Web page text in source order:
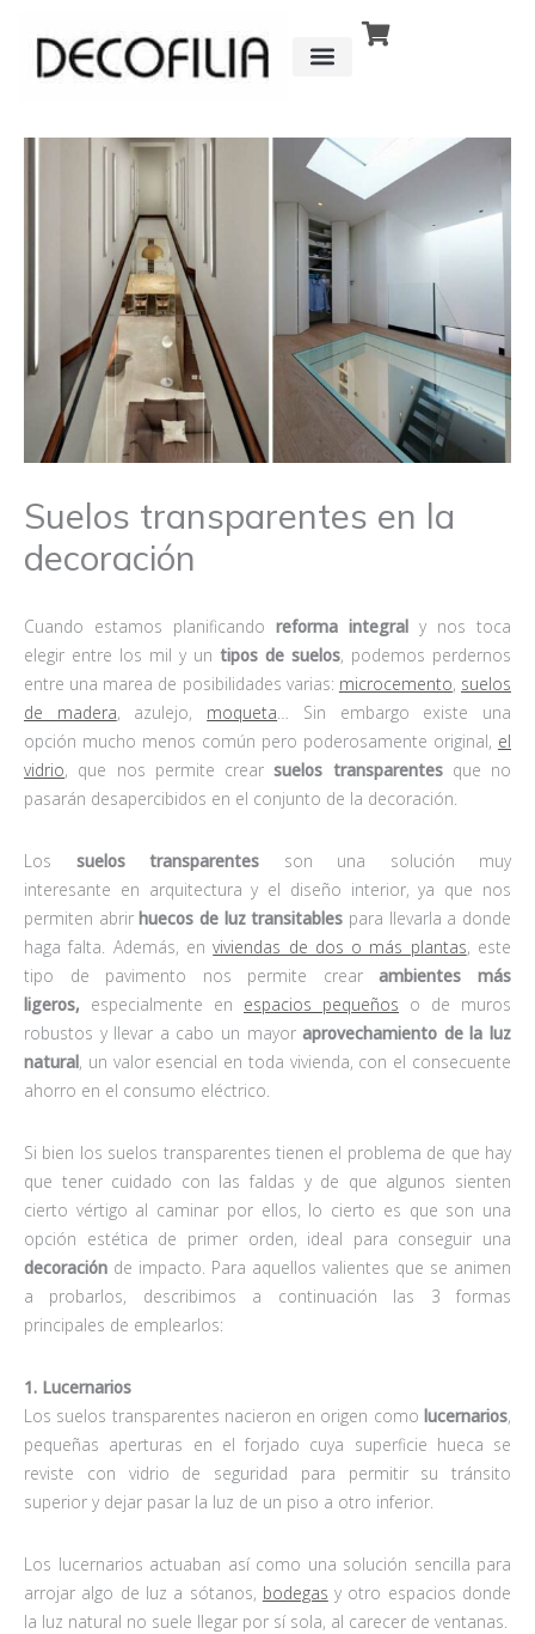
contenido
Suelos transparentes en la
decoración
Cuando estamos planificando reforma integral y nos toca
elegir entre los mil y un tipos de suelos, podemos perdernos
entre una marea de posibilidades varias: microcemento, suelos
de madera, azulejo, moqueta … Sin embargo existe una
opción mucho menos común pero poderosamente original, el
vidrio, que nos permite crearsuelos transparentesque no
pasarán desapercibidos en el conjunto de la decoración.
Los suelos transparentes son una solución muy
interesante en arquitectura y el diseño interior, ya que nos
permiten abrirhuecos de luz transitables para llevarla a donde
haga falta. Además, enviviendas de dos o más plantas, este
tipo de pavimento nos permite crearambientes más
ligeros, especialmente en espacios pequeños o de muros
robustos y llevar a cabo un mayoraprovechamiento de la luz
natural, un valor esencial en toda vivienda, con el consecuente
ahorro en el consumo eléctrico.
Si bien los suelos transparentes tienen el problema de que hay
que tener cuidado con las faldas y de que algunos sienten
cierto vértigo al caminar por ellos, lo cierto es que son una
opción estética de primer orden, ideal para conseguir una
decoración de impacto. Para aquellos valientes que se animen
a probarlos, describimos a continuación las 3 formas
principales de emplearlos:
1. Lucernarios
Los suelos transparentes nacieron en origen como lucernarios,
pequeñas aperturas en el forjado cuya superficie hueca se
reviste con vidrio de seguridad para permitir su tránsito
superior y dejar pasar la luz de un piso a otro inferior.
Los lucernarios actuaban así como una solución sencilla para
arrojar algo de luz a sótanos, bodegas y otro espacios donde
la luz natural no suele llegar por sí sola, al carecer de ventanas.